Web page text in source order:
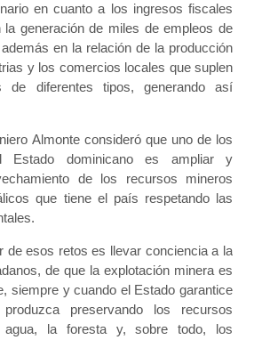
en cuanto a los ingresos fiscales
generación de miles de empleos de
en la relación de la producción
y los comercios locales que suplen
de diferentes tipos, generando así
Almonte consideró que uno de los
Estado dominicano es ampliar y
de los recursos mineros
que tiene el país respetando las
de esos retos es llevar conciencia a la
de que la explotación minera es
siempre y cuando el Estado garantice
preservando los recursos
agua, la foresta y, sobre todo, los